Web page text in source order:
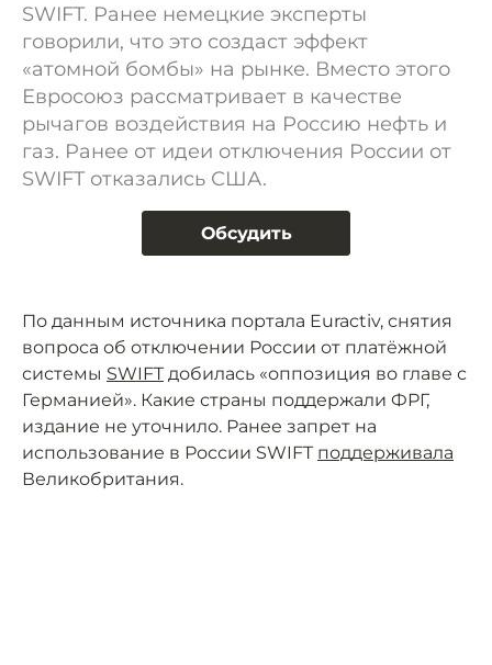
SWIFT. Ранее немецкие эксперты
говорили, что это создаст эффект
«атомной бомбы» на рынке. Вместо этого
Евросоюз рассматривает в качестве
рычагов воздействия на Россию нефть и
газ. Ранее от идеи отключения России от
SWIFT отказались США.
Обсудить
По данным источника портала Euractiv, снятия
вопроса об отключении России от платёжной
системы SWIFT добилась «оппозиция во главе с
Германией». Какие страны поддержали ФРГ,
издание не уточнило. Ранее запрет на
использование в России SWIFT поддерживала
Великобритания.